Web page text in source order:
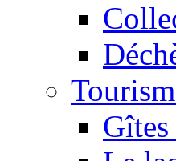
Gîtes